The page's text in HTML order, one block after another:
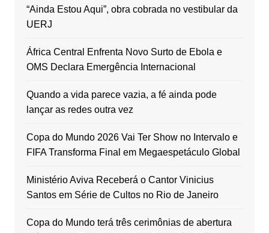
“Ainda Estou Aqui”, obra cobrada no vestibular da
UERJ
África Central Enfrenta Novo Surto de Ebola e
OMS Declara Emergência Internacional
Quando a vida parece vazia, a fé ainda pode
lançar as redes outra vez
Copa do Mundo 2026 Vai Ter Show no Intervalo e
FIFA Transforma Final em Megaespetáculo Global
Ministério Aviva Receberá o Cantor Vinicius
Santos em Série de Cultos no Rio de Janeiro
Copa do Mundo terá três cerimônias de abertura